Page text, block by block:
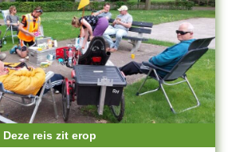
Deze reis zit erop